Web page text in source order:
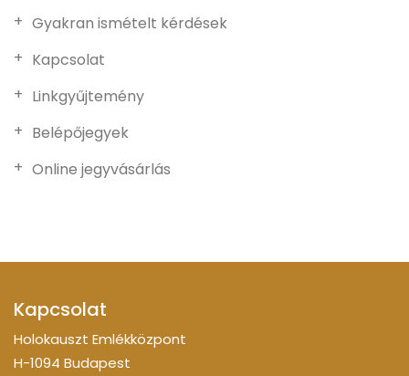
Gyakran ismételt kérdések
Kapcsolat
Linkgyűjtemény
Belépőjegyek
Online jegyvásárlás
Kapcsolat
Holokauszt Emlékközpont
H-1094 Budapest